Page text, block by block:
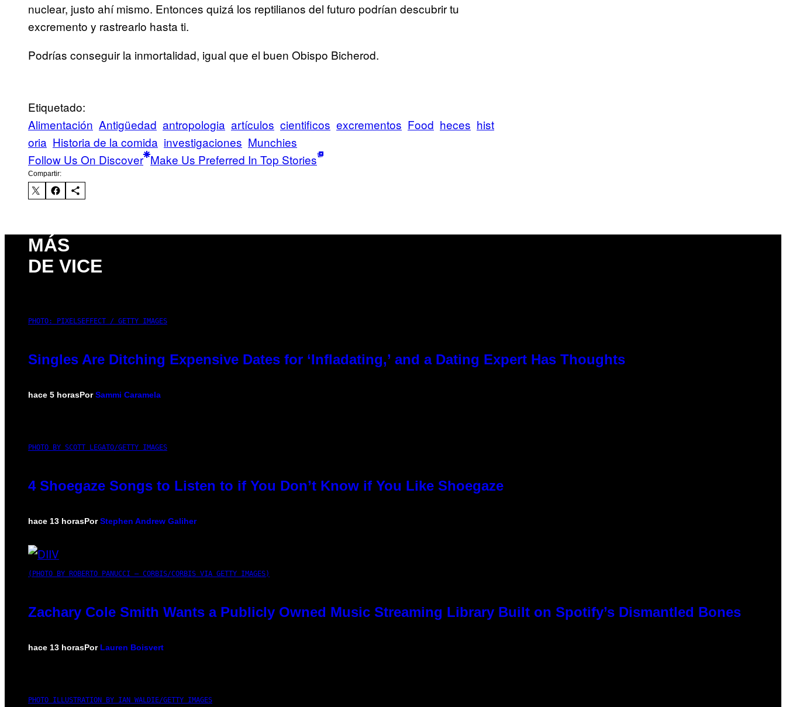
nuclear, justo ahí mismo. Entonces quizá los reptilianos del futuro podrían descubrir tu
excremento y rastrearlo hasta ti.
Podrías conseguir la inmortalidad, igual que el buen Obispo Bicherod.
Etiquetado:
Alimentación Antigüedad antropologia artículos cientificos excrementos Food heces hist
oria Historia de la comida investigaciones Munchies
Follow Us On Discover Make Us Preferred In Top Stories
Compartir:
MÁS
DE VICE
PHOTO: PIXELSEFFECT / GETTY IMAGES
Singles Are Ditching Expensive Dates for ‘Infladating,’ and a Dating Expert Has Thoughts
hace 5 horasPorSammi Caramela
PHOTO BY SCOTT LEGATO/GETTY IMAGES
4 Shoegaze Songs to Listen to if You Don’t Know if You Like Shoegaze
hace 13 horasPorStephen Andrew Galiher
(PHOTO BY ROBERTO PANUCCI – CORBIS/CORBIS VIA GETTY IMAGES)
Zachary Cole Smith Wants a Publicly Owned Music Streaming Library Built on Spotify’s Dismantled Bones
hace 13 horasPor Lauren Boisvert
PHOTO ILLUSTRATION BY IAN WALDIE/GETTY IMAGES